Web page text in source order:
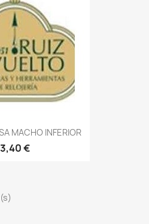
MACHO INFERIOR
3,40 €